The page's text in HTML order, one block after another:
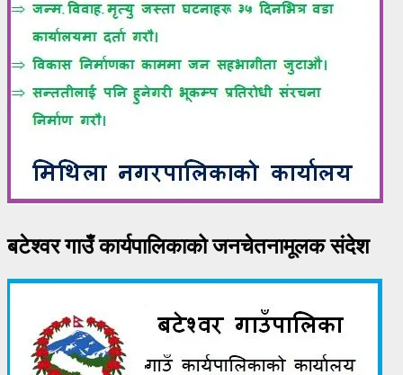
बटेश्वर गाउँ कार्यपालिकाको जनचेतनामूलक संदेश